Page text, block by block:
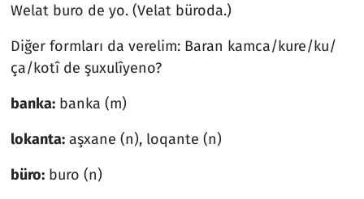
Welat buro de yo. (Velat büroda.)
Diğer formları da verelim: Baran kamca/kure/ku/
ça/kotî de şuxulîyeno?
banka:banka (m)
lokanta:aşxane (n), loqante (n)
büro:buro (n)